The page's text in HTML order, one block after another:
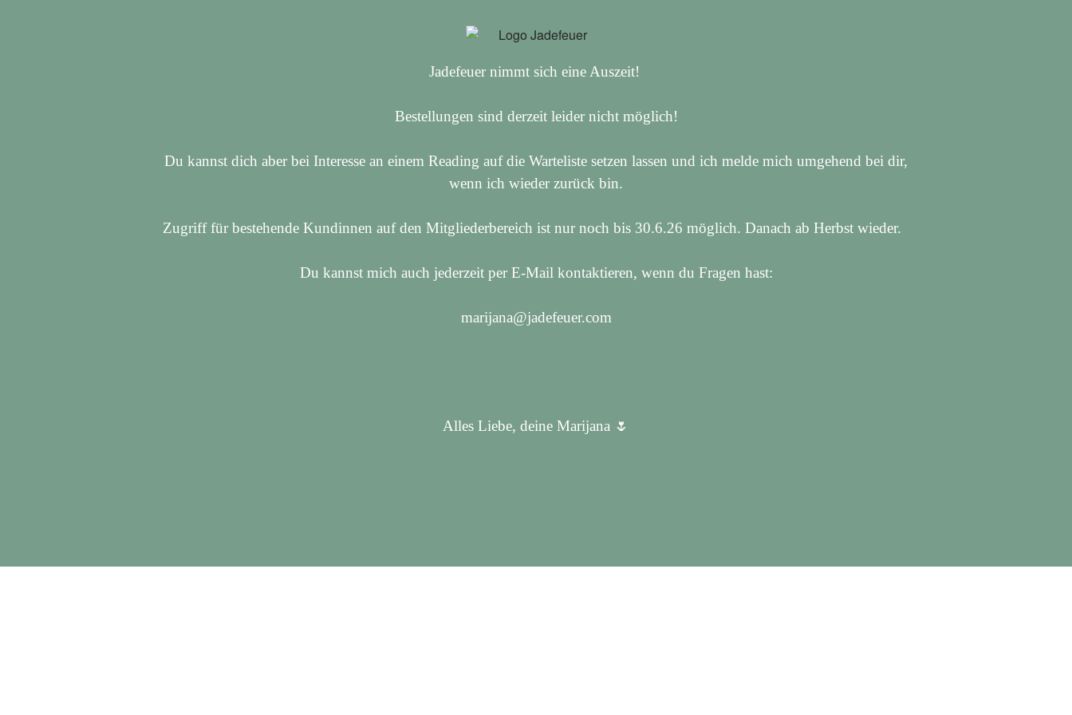
Jadefeuer nimmt sich eine Auszeit!
Bestellungen sind derzeit leider nicht möglich!
Du kannst dich aber bei Interesse an einem Reading auf die Warteliste setzen lassen und ich melde mich umgehend bei dir,
wenn ich wieder zurück bin.
Zugriff für bestehende Kundinnen auf den Mitgliederbereich ist nur noch bis 30.6.26 möglich. Danach ab Herbst wieder.
Du kannst mich auch jederzeit per E-Mail kontaktieren, wenn du Fragen hast:
marijana@jadefeuer.com
Alles Liebe, deine Marijana 🌷